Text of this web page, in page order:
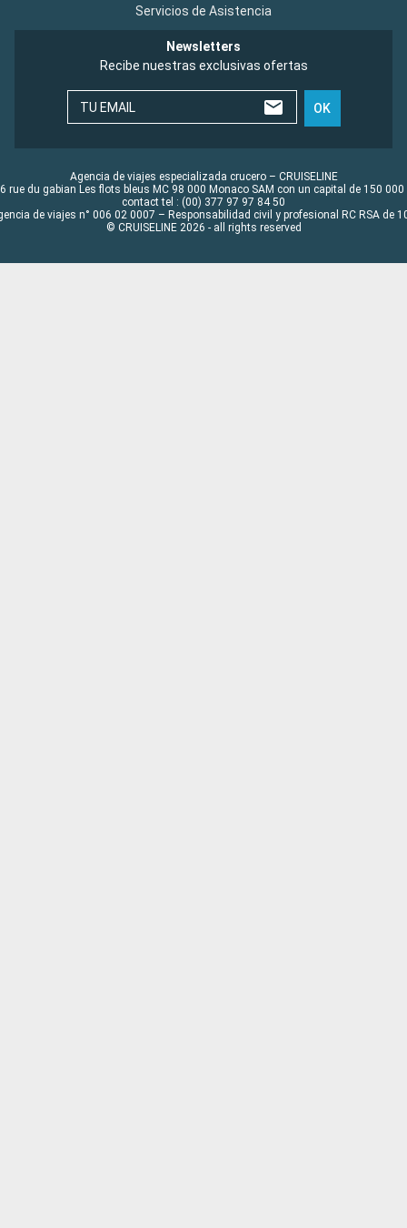
Servicios de Asistencia
Newsletters
Recibe nuestras exclusivas ofertas
TU EMAIL OK
Agencia de viajes especializada crucero – CRUISELINE
rue du gabian Les flots bleus MC 98 000 Monaco SAM con un capital de 150 000
contact tel : (00) 377 97 97 84 50
de viajes n° 006 02 0007 – Responsabilidad civil y profesional RC RSA de
© CRUISELINE 2026 - all rights reserved